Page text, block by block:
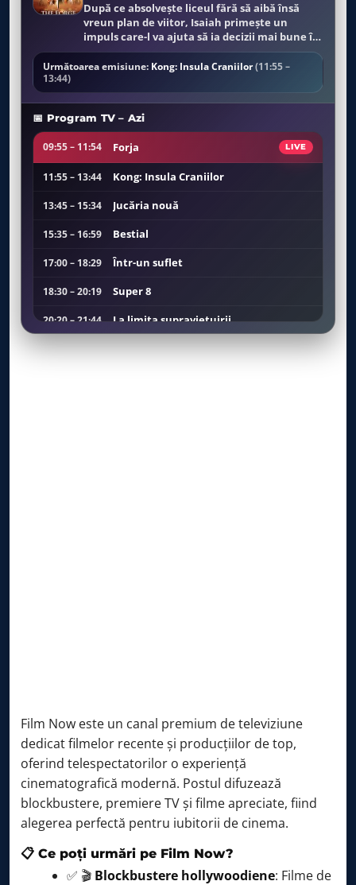
După ce absolvește liceul fără să aibă însă
vreun plan de viitor, Isaiah primește un
impuls care-l va ajuta să ia decizii mai bune în
viață.
Următoarea emisiune: Kong: Insula Craniilor(11:55 –
13:44)
📅 Program TV – Azi
09:55 – 11:54 Forja LIVE
11:55 – 13:44 Kong: Insula Craniilor
13:45 – 15:34 Jucăria nouă
15:35 – 16:59 Bestial
17:00 – 18:29 Într-un suflet
18:30 – 20:19 Super 8
20:20 – 21:44 La limita supraviețuirii
Jocul regal
Film Now este un canal premium de televiziune
dedicat filmelor recente și producțiilor de top,
oferind telespectatorilor o experiență
cinematografică modernă. Postul difuzează
blockbustere, premiere TV și filme apreciate, fiind
alegerea perfectă pentru iubitorii de cinema.
📋 Ce poți urmări pe Film Now?
✅ 🎬 Blockbustere hollywoodiene: Filme de